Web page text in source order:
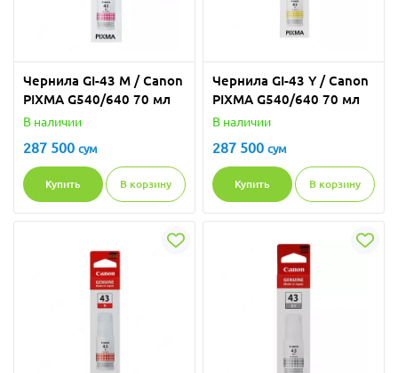
Чернила GI-43 M / Canon
PIXMA G540/640 70 мл
В наличии
287 500 сум
Купить В корзину
Чернила GI-43 Y / Canon
PIXMA G540/640 70 мл
В наличии
287 500 сум
Купить В корзину